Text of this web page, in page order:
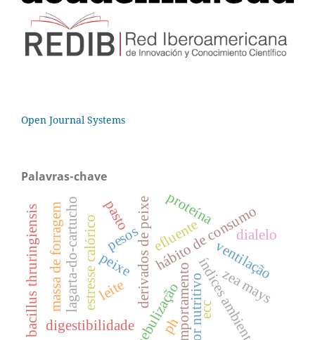
Open Journal Systems
Palavras-chave
peixe derivados de peixehábito de consumo
comportamento
estresse calórico índices ambientais
nebulização
ventilação
digestibilidade
efluente
ph
proteína
bacillus thruringiensis lagarta-do-cartucho
massa de forragem zea mays
valor nutritivo
pesos
pasto
leite
ecc
dialelo